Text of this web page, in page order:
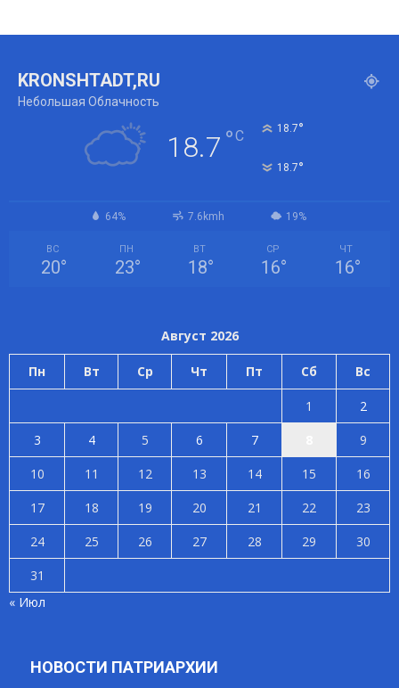
KRONSHTADT,RU
Небольшая Облачность
18.7 °C 18.7°
18.7°
64% 7.6kmh 19%
ВС
20°
ПН
23°
ВТ
18°
СР
16°
ЧТ
16°
Август 2026
Пн Вт Ср Чт Пт Сб Вс
1
2
3
4 5 6 7
9
10
11 12 13 14 15
16
17
18 19 20 21 22
23
24
25 26 27 28 29
30
31
« Июл
НОВОСТИ ПАТРИАРХИИ